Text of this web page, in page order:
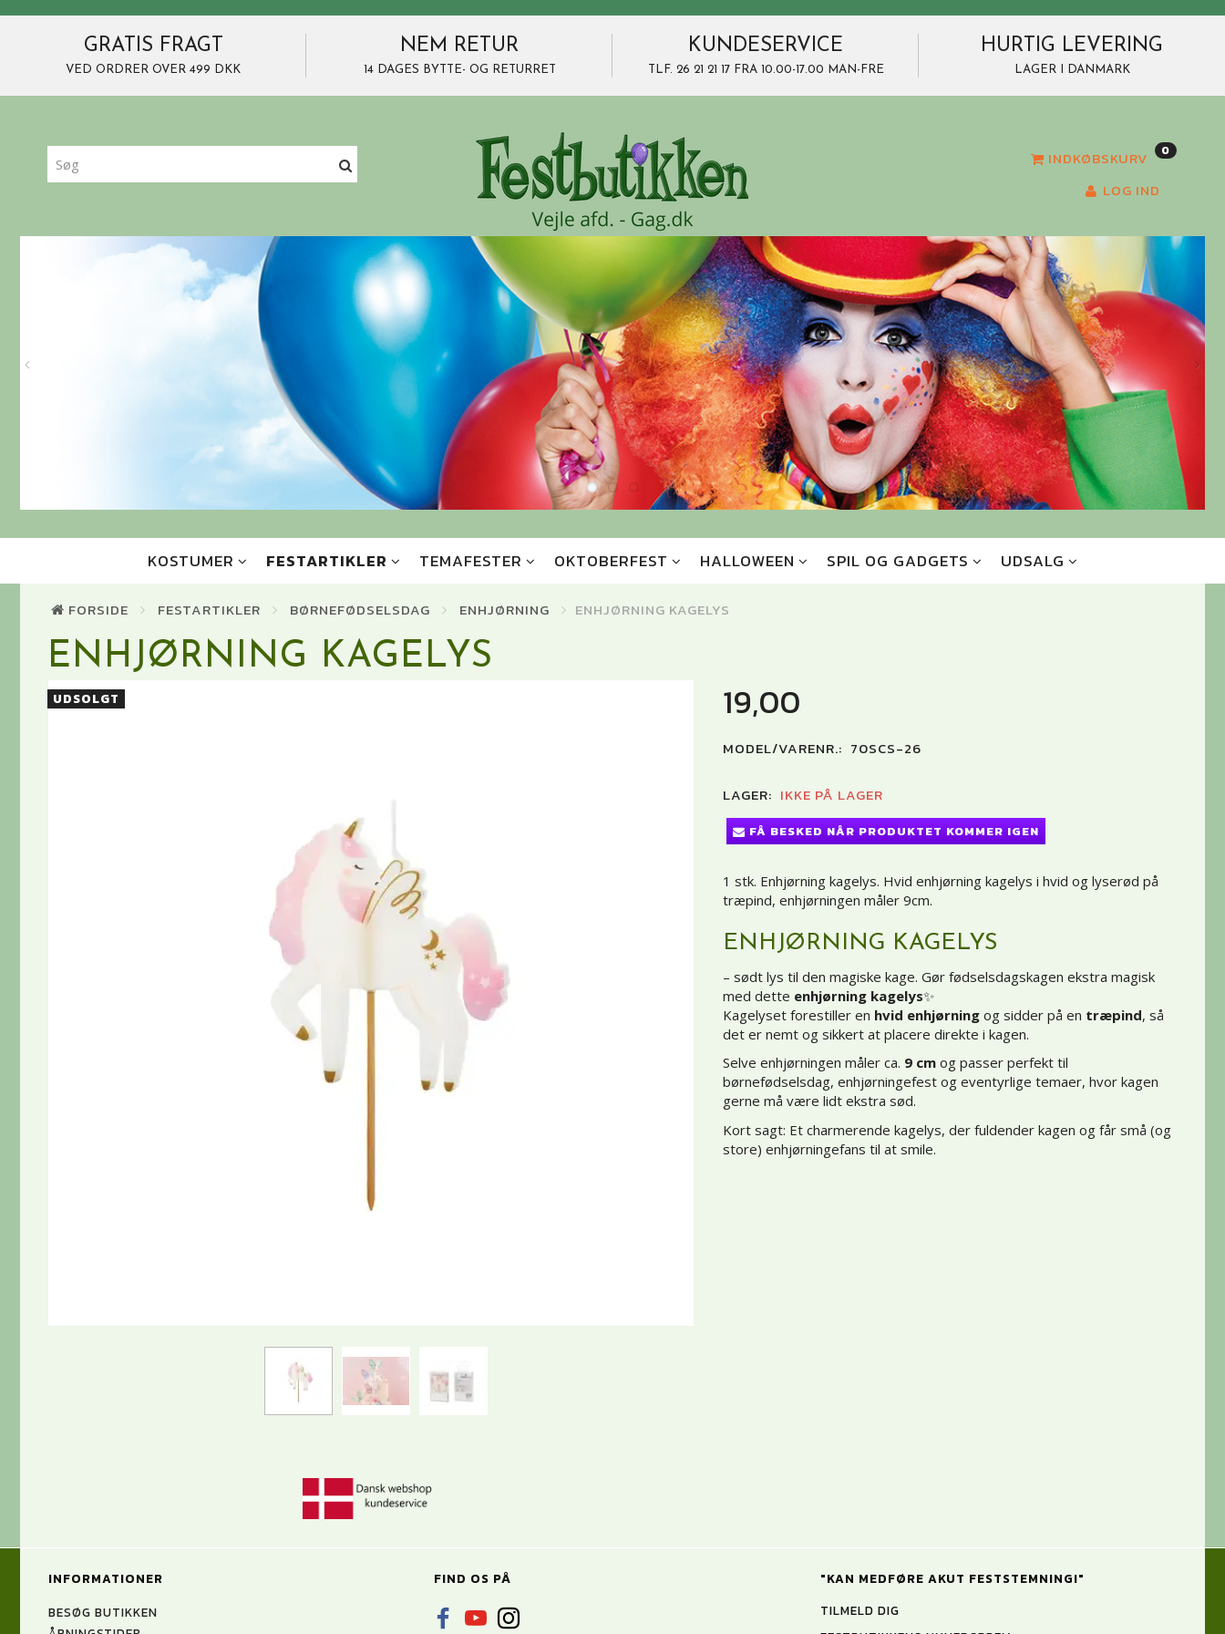
GRATIS FRAGT
VED ORDRER OVER 499 DKK
NEM RETUR
14 DAGES BYTTE- OG RETURRET
KUNDESERVICE
TLF. 26 21 21 17 FRA 10.00-17.00 MAN-FRE
HURTIG LEVERING
LAGER I DANMARK
INDKØBSKURV 0
LOG IND
KOSTUMER FESTARTIKLER TEMAFESTER OKTOBERFEST HALLOWEEN SPIL OG GADGETS UDSALG
FORSIDE FESTARTIKLER BØRNEFØDSELSDAG ENHJØRNING ENHJØRNING KAGELYS
ENHJØRNING KAGELYS
UDSOLGT 19,00
MODEL/VARENR.: 70SCS-26
LAGER: IKKE PÅ LAGER
FÅ BESKED NÅR PRODUKTET KOMMER IGEN
1 stk. Enhjørning kagelys. Hvid enhjørning kagelys i hvid og lyserød på
træpind, enhjørningen måler 9cm.
ENHJØRNING KAGELYS
– sødt lys til den magiske kage. Gør fødselsdagskagen ekstra magisk
med dette enhjørning kagelys✨
Kagelyset forestiller en hvid enhjørningog sidder på en træpind, så
det er nemt og sikkert at placere direkte i kagen.
Selve enhjørningen måler ca. 9 cmog passer perfekt til
børnefødselsdag, enhjørningefest og eventyrlige temaer, hvor kagen
gerne må være lidt ekstra sød.
Kort sagt: Et charmerende kagelys, der fuldender kagen og får små (og
store) enhjørningefans til at smile.
INFORMATIONER
BESØG BUTIKKEN
FIND OS PÅ
"KAN MEDFØRE AKUT FESTSTEMNING!"
TILMELD DIG